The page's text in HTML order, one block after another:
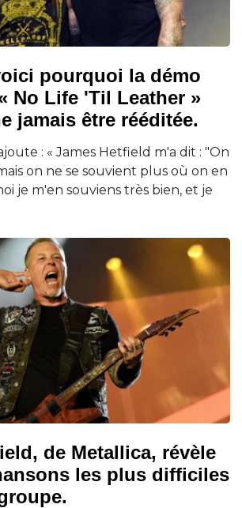
pourquoi la démo
No Life 'Til Leather »
jamais être rééditée.
: « James Hetfield m'a dit : "On
on ne se souvient plus où on en
je m'en souviens très bien, et je
de Metallica, révèle
les plus difficiles